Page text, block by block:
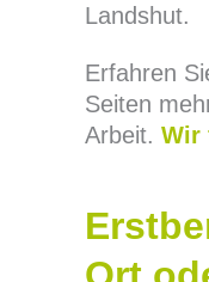
Landshut.
Erfahren
Seiten
Arbeit. Wir